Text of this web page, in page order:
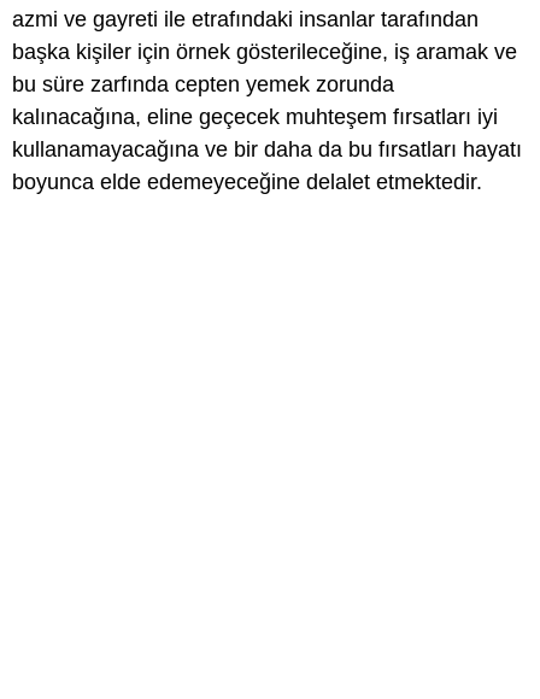
azmi ve gayreti ile etrafındaki insanlar tarafından
başka kişiler için örnek gösterileceğine, iş aramak ve
bu süre zarfında cepten yemek zorunda
kalınacağına, eline geçecek muhteşem fırsatları iyi
kullanamayacağına ve bir daha da bu fırsatları hayatı
boyunca elde edemeyeceğine delalet etmektedir.